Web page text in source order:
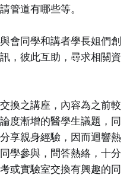
管道有哪些等。
會同學和講者學長姐們創
，彼此互助，尋求相關資
換之講座，內容為之前較
度漸增的醫學生議題，同
享親身經驗，因而迴響熱
學參與，問答熱絡，十分
或實驗室交換有興趣的同